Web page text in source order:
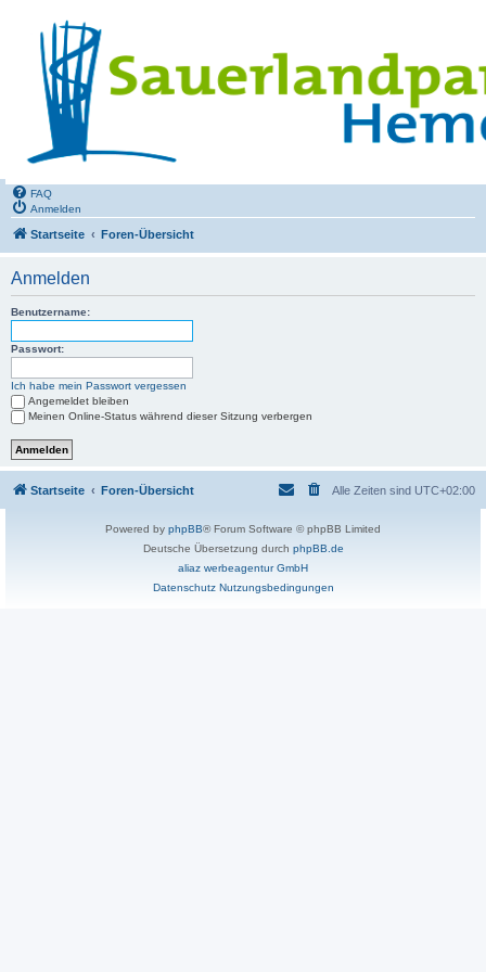
FAQ
Anmelden
Startseite Foren-Übersicht
Anmelden
Benutzername:
Passwort:
Ich habe mein Passwort vergessen
Angemeldet bleiben
Meinen Online-Status während dieser Sitzung verbergen
Startseite Foren-Übersicht Alle Zeiten sind UTC+02:00
Powered by phpBB® Forum Software © phpBB Limited
Deutsche Übersetzung durch phpBB.de
aliaz werbeagentur GmbH
Datenschutz Nutzungsbedingungen